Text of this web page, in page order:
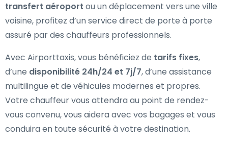
transfert aéroport ou un déplacement vers une ville
voisine, profitez d’un service direct de porte à porte
assuré par des chauffeurs professionnels.
Avec Airporttaxis, vous bénéficiez de tarifs fixes,
d’une disponibilité 24h/24 et 7j/7, d’une assistance
multilingue et de véhicules modernes et propres.
Votre chauffeur vous attendra au point de rendez-
vous convenu, vous aidera avec vos bagages et vous
conduira en toute sécurité à votre destination.